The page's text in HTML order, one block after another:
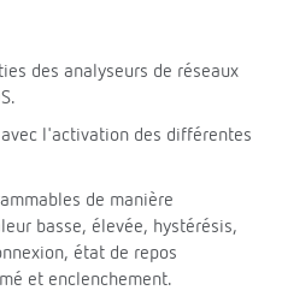
des analyseurs de réseaux
l'activation des différentes
de manière
basse, élevée, hystérésis,
état de repos
et enclenchement.